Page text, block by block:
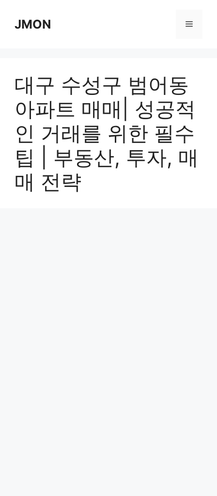
contentJMON Menu
대구 수성구 범어동
아파트 매매| 성공적
인 거래를 위한 필수
팁 | 부동산, 투자, 매
매 전략